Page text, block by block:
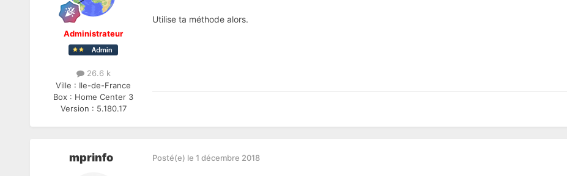
Administrateur
26.6 k
Ville : Ile-de-France
Box : Home Center 3
Version : 5.180.17
Utilise ta méthode alors.
mprinfo Posté(e) le 1 décembre 2018